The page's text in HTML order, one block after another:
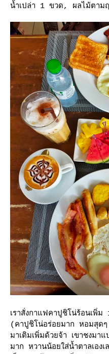
น้ำเปล่า 1 ขวด, ผลไม้ตาม
เราสั่งกาแฟคาปูชิโน่ร้อนเพิ่
(คาปูชิโน่อร่อยมาก หอมสุด
มาเติมเพิ่มด้วยจ้า เขาชงมา
มาก หวานน้อยใส่น้ำตาลเอ